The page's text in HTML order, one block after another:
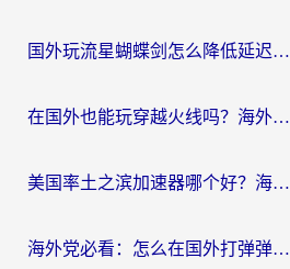
国外玩流星蝴蝶剑怎么降低延迟？海外党必看的加速秘籍（含欧洲鸣潮&彩虹岛优化攻略）
在国外也能玩穿越火线吗？海外玩家国服游戏畅玩终极指南
美国率土之滨加速器哪个好？海外党国服游戏畅玩终极指南（附多游戏解决方案）
海外党必看：怎么在国外打弹弹堂不卡？番茄加速器亲测指南